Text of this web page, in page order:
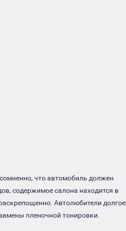
что автомобиль должен
содержимое салона находится в
Автолюбители долгое
пленочной тонировки.